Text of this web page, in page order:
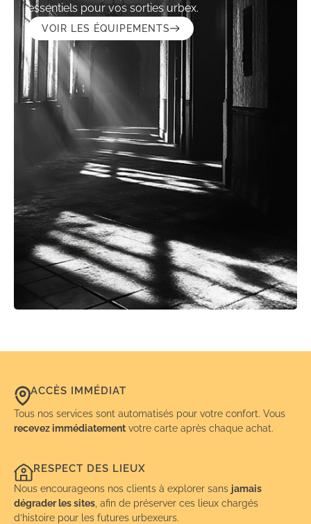
essentiels pour vos sorties urbex.
VOIR LES ÉQUIPEMENTS
ACCÈS IMMÉDIAT
Tous nos services sont automatisés pour votre confort. Vous
recevez immédiatement votre carte après chaque achat.
RESPECT DES LIEUX
Nous encourageons nos clients à explorer sans jamais
dégrader les sites , afin de préserver ces lieux chargés
d’histoire pour les futures urbexeurs.